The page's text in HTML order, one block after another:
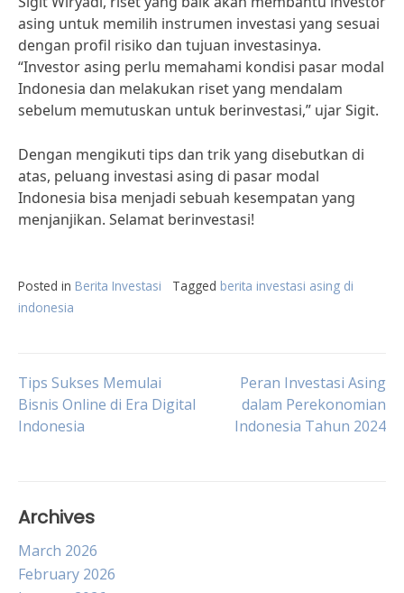
asing untuk memilih instrumen investasi yang sesuai
dengan profil risiko dan tujuan investasinya.
“Investor asing perlu memahami kondisi pasar modal
Indonesia dan melakukan riset yang mendalam
sebelum memutuskan untuk berinvestasi,” ujar Sigit.
Dengan mengikuti tips dan trik yang disebutkan di
atas, peluang investasi asing di pasar modal
Indonesia bisa menjadi sebuah kesempatan yang
menjanjikan. Selamat berinvestasi!
Posted in Berita Investasi Tagged berita investasi asing di
indonesia
Post
navigation
Tips Sukses Memulai
Bisnis Online di Era Digital
Indonesia
Peran Investasi Asing
dalam Perekonomian
Indonesia Tahun 2024
Archives
March 2026
February 2026